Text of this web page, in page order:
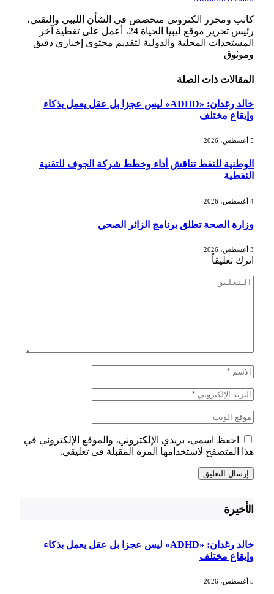
كاتب ومحرر الكتروني متخصص في الشأن الليبي والتقني،
رئيس تحرير موقع ليبيا الحياة 24، أعمل على تغطية آخر
المستجدات المحلية والدولية لتقديم محتوى إخباري دقيق
وموثوق
المقالاتذات الصلة
خالد رغدان: «ADHD» ليس عجزا بل عقل يعمل بذكاء
وإيقاع مختلف
الوطنية للنفط تناقش أداء وخطط شركة الجوف للتقنية
النفطية
وزارة الصحة تطلق برنامج الزائر الصحي
اترك تعليقاً
احفظ اسمي، بريدي الإلكتروني، والموقع الإلكتروني في
هذا المتصفح لاستخدامها المرة المقبلة في تعليقي.
الأخيرة
خالد رغدان: «ADHD» ليس عجزا بل عقل يعمل بذكاء
وإيقاع مختلف